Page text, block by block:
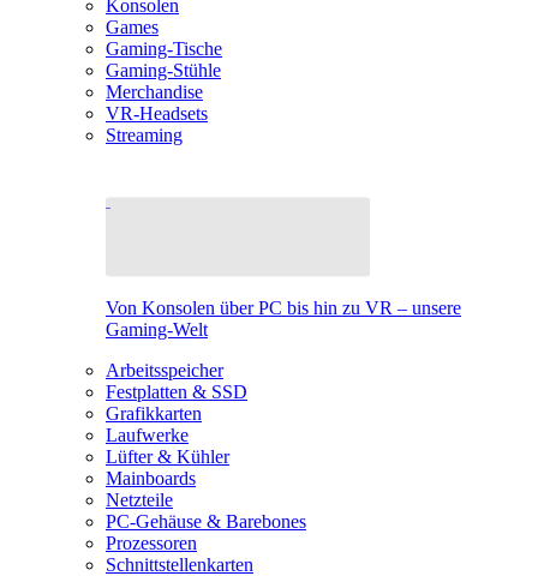
Konsolen
Games
Gaming-Tische
Gaming-Stühle
Merchandise
VR-Headsets
Streaming
Von Konsolen über PC bis hin zu VR – unsere
Gaming-Welt
Arbeitsspeicher
Festplatten & SSD
Grafikkarten
Laufwerke
Lüfter & Kühler
Mainboards
Netzteile
PC-Gehäuse & Barebones
Prozessoren
Schnittstellenkarten